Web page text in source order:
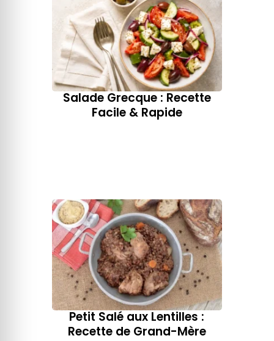
Salade Grecque : Recette
Facile & Rapide
Petit Salé aux Lentilles :
Recette de Grand-Mère